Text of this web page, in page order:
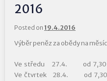
2016
Posted on 19.4.2016
Výběr peněz za obědy na
Ve středu 27.4. od 7,30
Ve čtvrtek 28.4. od 7,30